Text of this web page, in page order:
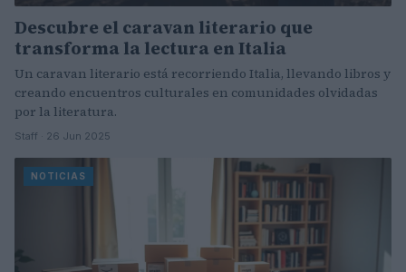
Descubre el caravan literario que
transforma la lectura en Italia
Un caravan literario está recorriendo Italia, llevando libros y
creando encuentros culturales en comunidades olvidadas
por la literatura.
Staff · 26 Jun 2025
NOTICIAS